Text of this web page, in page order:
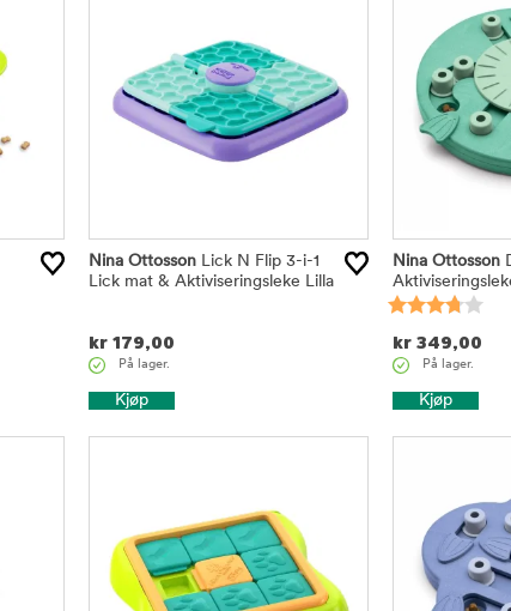
Nina Ottosson Lick N Flip 3-i-1
Lick mat & Aktiviseringsleke Lilla
kr179,00
På lager.
Kjøp
Nina Ottosson
kr 349,00
På lager.
Kjøp